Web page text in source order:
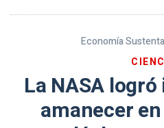
Economía
La NASA
amanecer